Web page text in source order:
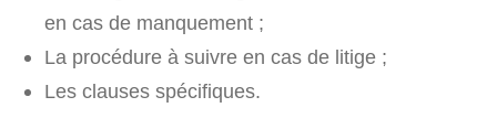
en cas de manquement ;
La procédure à suivre en cas de litige ;
Les clauses spécifiques.